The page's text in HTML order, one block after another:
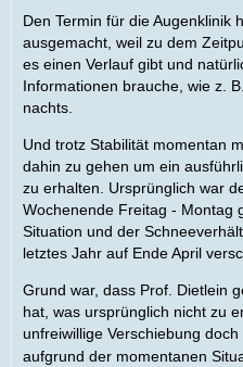
Den Termin für die Augenklinik
ausgemacht, weil zu dem
es einen Verlauf gibt und
Informationen brauche, wie z.
nachts.
Und trotz Stabilität momentan
dahin zu gehen um ein
zu erhalten. Ursprünglich war
Wochenende Freitag - Montag
Situation und der
letztes Jahr auf Ende April
Grund war, dass Prof. Dietlein
hat, was ursprünglich nicht zu
unfreiwillige Verschiebung doch
aufgrund der momentanen